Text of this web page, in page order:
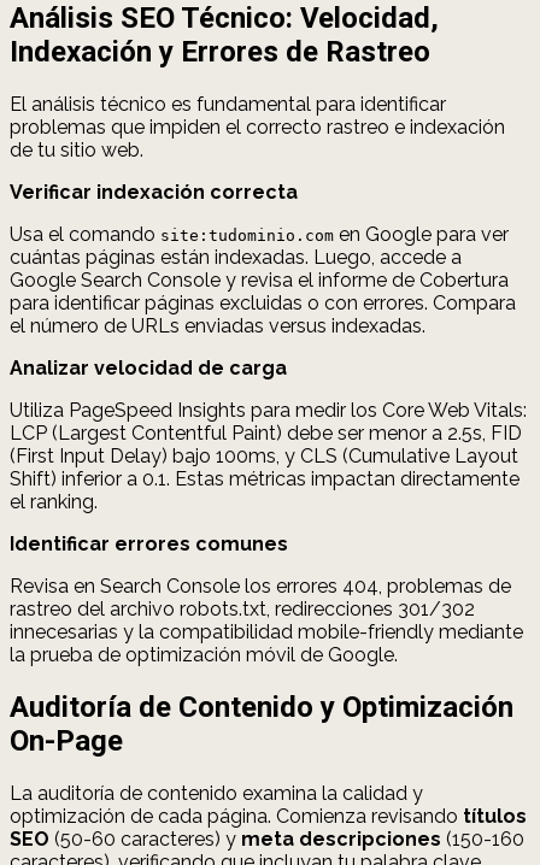
Análisis SEO Técnico: Velocidad,
Indexación y Errores de Rastreo
El análisis técnico es fundamental para identificar
problemas que impiden el correcto rastreo e indexación
de tu sitio web.
Verificar indexación correcta
Usa el comando site:tudominio.com en Google para ver
cuántas páginas están indexadas. Luego, accede a
Google Search Console y revisa el informe de Cobertura
para identificar páginas excluidas o con errores. Compara
el número de URLs enviadas versus indexadas.
Analizar velocidad de carga
Utiliza PageSpeed Insights para medir los Core Web Vitals:
LCP (Largest Contentful Paint) debe ser menor a 2.5s, FID
(First Input Delay) bajo 100ms, y CLS (Cumulative Layout
Shift) inferior a 0.1. Estas métricas impactan directamente
el ranking.
Identificar errores comunes
Revisa en Search Console los errores 404, problemas de
rastreo del archivo robots.txt, redirecciones 301/302
innecesarias y la compatibilidad mobile-friendly mediante
la prueba de optimización móvil de Google.
Auditoría de Contenido y Optimización
On-Page
La auditoría de contenido examina la calidad y
optimización de cada página. Comienza revisando títulos
SEO (50-60 caracteres) y meta descripciones (150-160